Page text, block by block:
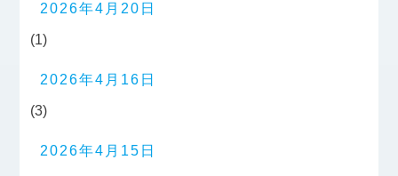
2026年4月20日
(1)
2026年4月16日
(3)
2026年4月15日